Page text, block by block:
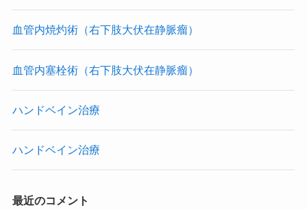
血管内焼灼術（右下肢大伏在静脈瘤）
血管内塞栓術（右下肢大伏在静脈瘤）
ハンドベイン治療
ハンドベイン治療
最近のコメント